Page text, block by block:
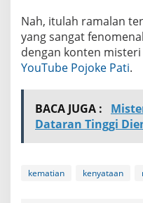
Nah, itulah ramalan
yang sangat
dengan konten
YouTube Pojoke Pati.
BACA JUGA :
Dataran Tinggi
kematian kenyataan